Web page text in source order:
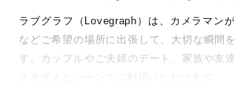
ラブグラフ（Lovegraph）は、カメラマン
などご希望の場所に出張して、大切な瞬間
す。カップルやご夫婦のデート、家族や友